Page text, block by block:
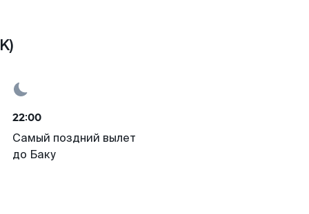
22:00
Самый поздний вылет
до Баку